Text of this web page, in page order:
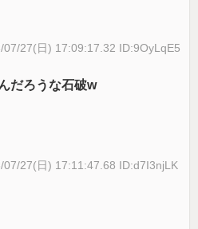
07/27(日) 17:09:17.32 ID:9OyLqE5
だろうな石破w
07/27(日) 17:11:47.68 ID:d7I3njLK